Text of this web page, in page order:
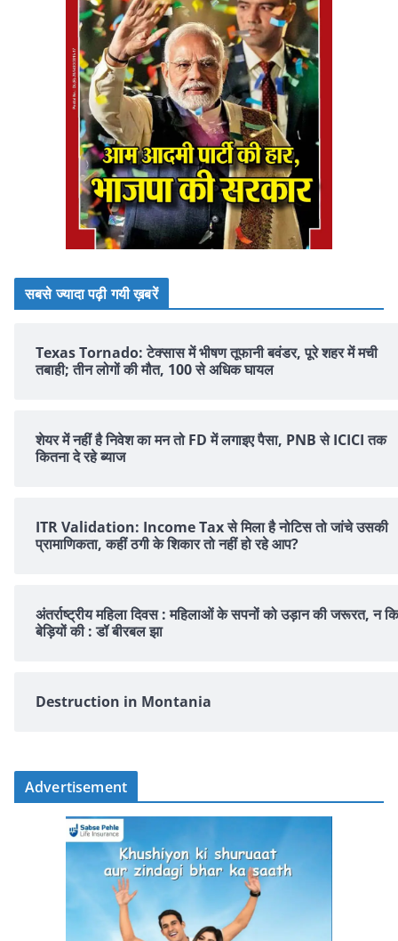
सबसे ज्यादा पढ़ी गयी ख़बरें
Texas Tornado: टेक्सास में भीषण तूफानी बवंडर, पूरे शहर में मची
तबाही; तीन लोगों की मौत, 100 से अधिक घायल
शेयर में नहीं है न‍िवेश का मन तो FD में लगाइए पैसा, PNB से ICICI तक
क‍ितना दे रहे ब्‍याज
ITR Validation: Income Tax से मिला है नोटिस तो जांचे उसकी
प्रामाणिकता, कहीं ठगी के शिकार तो नहीं हो रहे आप?
अंतर्राष्ट्रीय महिला दिवस : महिलाओं के सपनों को उड़ान की जरूरत, न कि
बेड़ियों की : डॉ बीरबल झा
Destruction in Montania
Advertisement